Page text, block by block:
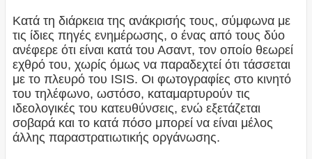
Κατά τη διάρκεια της ανάκρισής τους, σύμφωνα με
τις ίδιες πηγές ενημέρωσης, ο ένας από τους δύο
ανέφερε ότι είναι κατά του Ασαντ, τον οποίο θεωρεί
εχθρό του, χωρίς όμως να παραδεχτεί ότι τάσσεται
με το πλευρό του ISIS. Οι φωτογραφίες στο κινητό
του τηλέφωνο, ωστόσο, καταμαρτυρούν τις
ιδεολογικές του κατευθύνσεις, ενώ εξετάζεται
σοβαρά και το κατά πόσο μπορεί να είναι μέλος
άλλης παραστρατιωτικής οργάνωσης.